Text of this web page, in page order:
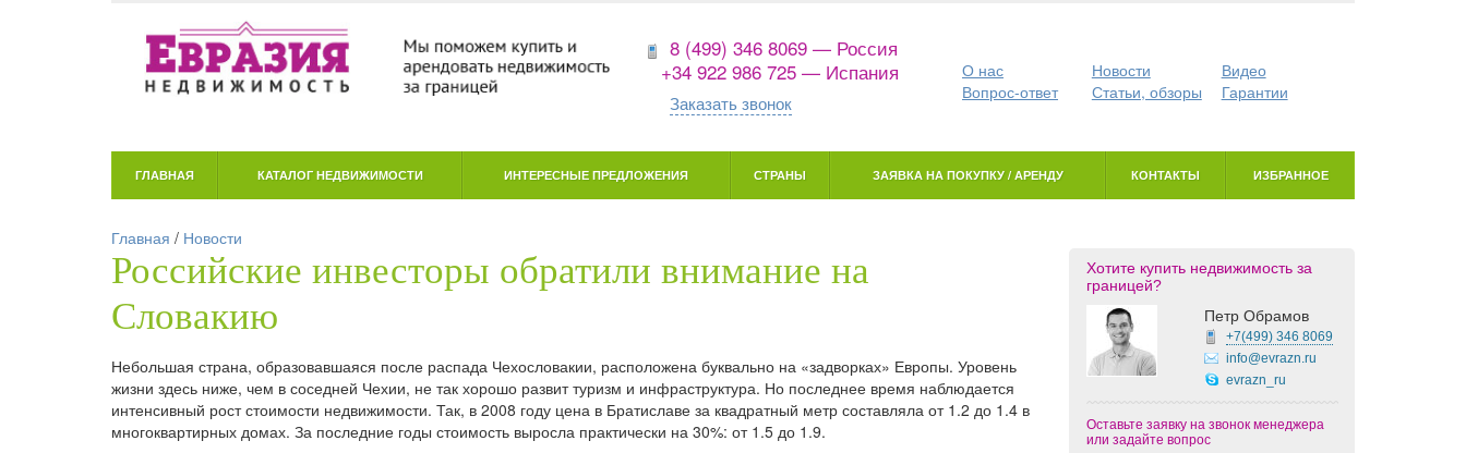
8 (499) 346 8069 — Россия
+34 922 986 725 — Испания
Заказать звонок
О нас Новости
Видео
Вопрос-ответ
Статьи, обзоры Гарантии
ГЛАВНАЯ КАТАЛОГ НЕДВИЖИМОСТИ ИНТЕРЕСНЫЕ ПРЕДЛОЖЕНИЯ СТРАНЫ ЗАЯВКА НА ПОКУПКУ / АРЕНДУ КОНТАКТЫ ИЗБРАННОЕ
Главная / Новости
Российские инвесторы обратили внимание на
Словакию
Небольшая страна, образовавшаяся после распада Чехословакии, расположена буквально на «задворках» Европы. Уровень
жизни здесь ниже, чем в соседней Чехии, не так хорошо развит туризм и инфраструктура. Но последнее время наблюдается
интенсивный рост стоимости недвижимости. Так, в 2008 году цена в Братиславе за квадратный метр составляла от 1.2 до 1.4 в
многоквартирных домах. За последние годы стоимость выросла практически на 30%: от 1.5 до 1.9.
Хотите купить недвижимость за
границей?
Петр Обрамов
+7(499)346 8069
info@evrazn.ru
evrazn_ru
Оставьте заявку на звонок менеджера
или задайте вопрос